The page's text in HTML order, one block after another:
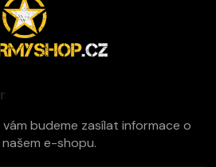
budeme zasílat informace o
e-shopu.